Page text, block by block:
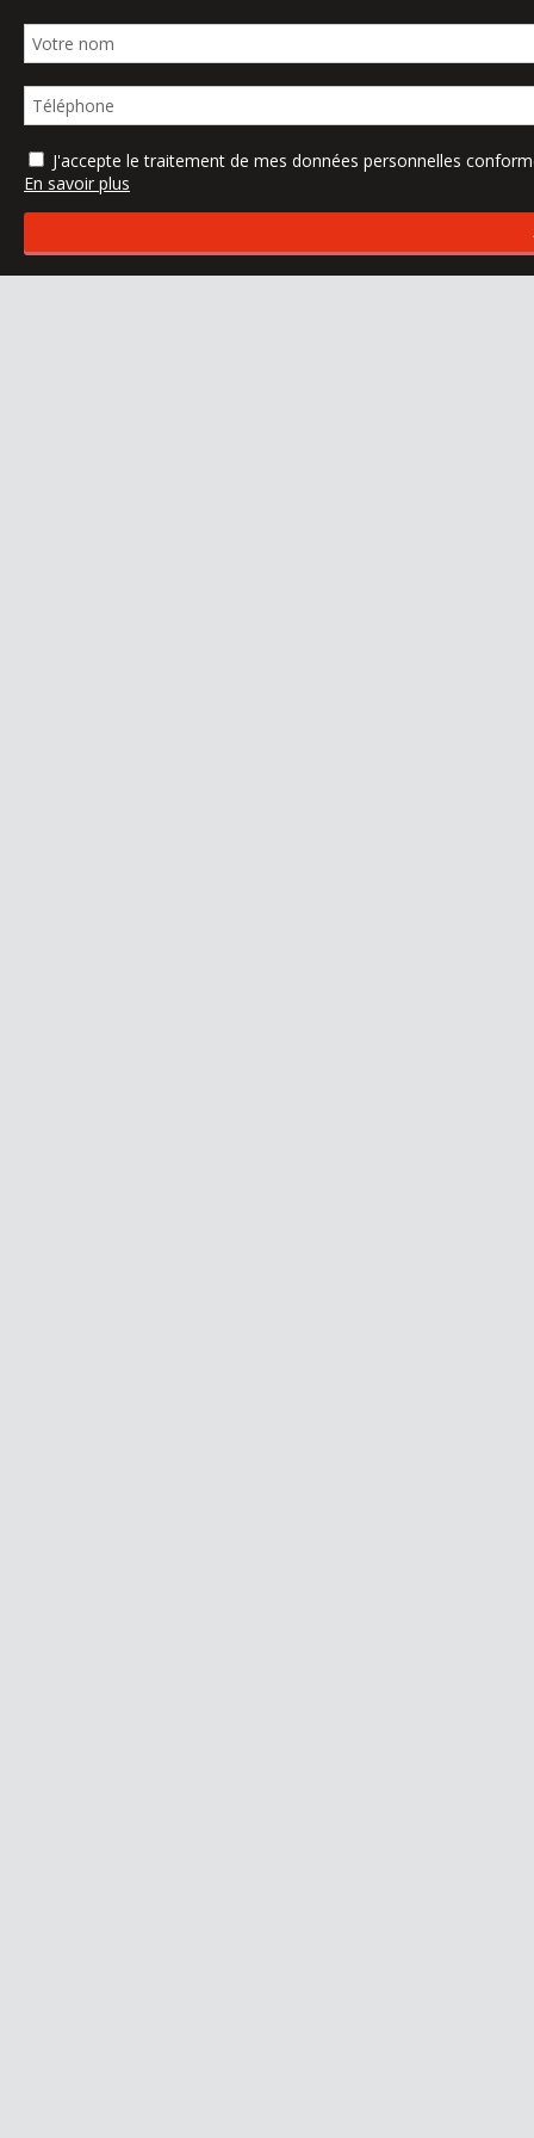
J'accepte le traitement de mes données personnelles
En savoir plus